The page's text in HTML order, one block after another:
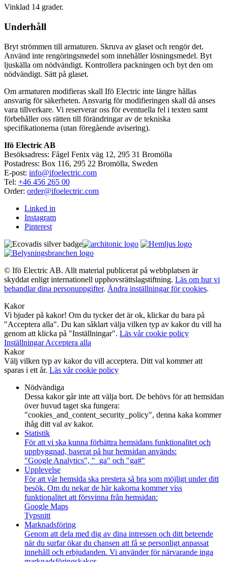
Vinklad 14 grader.
Underhåll
Bryt strömmen till armaturen. Skruva av glaset och rengör det.
Använd inte rengöringsmedel som innehåller lösningsmedel. Byt
ljuskälla om nödvändigt. Kontrollera packningen och byt den om
nödvändigt. Sätt på glaset.
Om armaturen modifieras skall Ifö Electric inte längre hållas
ansvarig för säkerheten. Ansvarig för modifieringen skall då anses
vara tillverkare. Vi reserverar oss för eventuella fel i texten samt
förbehåller oss rätten till förändringar av de tekniska
specifikationerna (utan föregående avisering).
Ifö Electric AB
Besöksadress: Fågel Fenix väg 12, 295 31 Bromölla
Postadress: Box 116, 295 22 Bromölla, Sweden
E-post: info@ifoelectric.com
Tel: +46 456 265 00
Order: order@ifoelectric.com
Linked in
Instagram
Pinterest
© Ifö Electric AB. Allt material publicerat på webbplatsen är
skyddat enligt internationell upphovsrättslagstiftning. Läs om hur vi
behandlar dina personuppgifter. Ändra inställningar för cookies.
Kakor
Vi bjuder på kakor! Om du tycker det är ok, klickar du bara på
"Acceptera alla". Du kan såklart välja vilken typ av kakor du vill ha
genom att klicka på "Inställningar". Läs vår cookie policy
InställningarAcceptera alla
Kakor
Välj vilken typ av kakor du vill acceptera. Ditt val kommer att
sparas i ett år. Läs vår cookie policy
Nödvändiga
Dessa kakor går inte att välja bort. De behövs för att hemsidan
över huvud taget ska fungera:
"cookies_and_content_security_policy", denna kaka kommer
ihåg ditt val av kakor.
Statistik
För att vi ska kunna förbättra hemsidans funktionalitet och
uppbyggnad, baserat på hur hemsidan används:
"Google Analytics", "_ga" och "ga#"
Upplevelse
För att vår hemsida ska prestera så bra som möjligt under ditt
besök. Om du nekar de här kakorna kommer viss
funktionalitet att försvinna från hemsidan:
Google Maps
Typsnitt
Marknadsföring
Genom att dela med dig av dina intressen och ditt beteende
när du surfar ökar du chansen att få se personligt anpassat
innehåll och erbjudanden. Vi använder för närvarande inga